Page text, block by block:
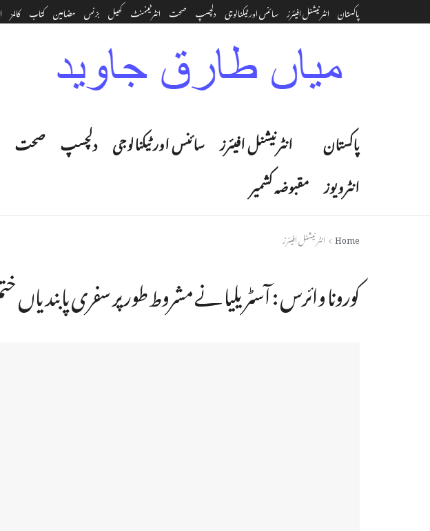
پاکستان انٹرنیشنل افیئرز سائنس اور ٹیکنالوجی دلچسپ صحت انٹرٹینمنٹ‎ کھیل بزنس مضامین کتاب کالمز
پاکستان انٹرنیشنل افیئرز سائنس اور ٹیکنالوجی دلچسپ صحت
انٹرویوز مقبوضہ کشمیر
Home انٹرنیشنل افیئرز
کورونا وائرس : آسٹریلیا نے مشروط طور پر سفری پابندیاں